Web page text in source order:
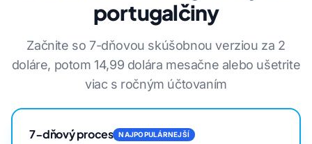
portugalčiny
Začnite so 7-dňovou skúšobnou verziou za 2
doláre, potom 14,99 dolára mesačne alebo ušetrite
viac s ročným účtovaním
7-dňový proces NAJPOPULÁRNEJŠÍ